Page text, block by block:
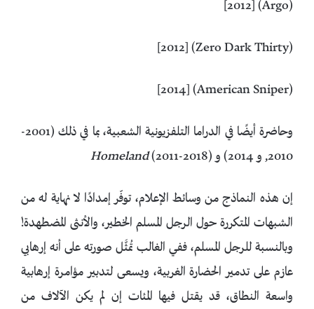
(Argo) [2012]
(Zero Dark Thirty) [2012]
(American Sniper) [2014]
وحاضرة أيضًا في الدراما التلفزيونية الشعبية، بما في ذلك (2001-
2010, و 2014) و
Homeland(2011-2018)
إن هذه النماذج من وسائط الإعلام، توفّر إمدادًا لا نهاية له من
الشبهات المتكررة حول الرجل المسلم الخطير، والأنثى المضطهدة!
وبالنسبة للرجل المسلم، ففي الغالب تُمثَّل صورته على أنه إرهابي
عازم على تدمير الحضارة الغربية، ويسعى لتدبير مؤامرة إرهابية
واسعة النطاق، قد يقتل فيها المئات إن لم يكن الآلاف من